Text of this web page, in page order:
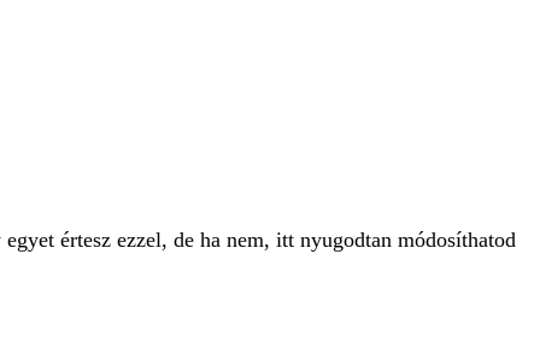
értesz ezzel, de ha nem, itt nyugodtan módosíthatod